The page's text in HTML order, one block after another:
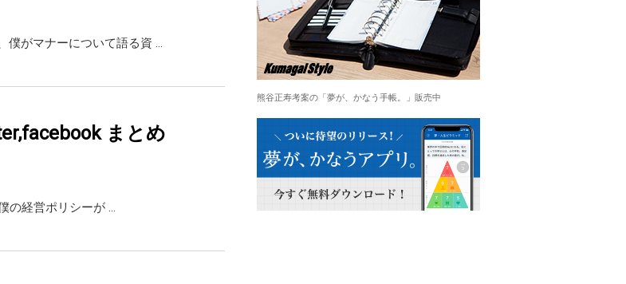
僕がマナーについて語る資 …
まとめ
の経営ポリシーが …
熊谷正寿考案の「夢が、かなう手帳。」販売中